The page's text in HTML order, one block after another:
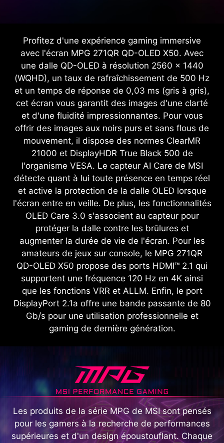
Profitez d'une expérience gaming immersive
avec l'écran MPG 271QR QD-OLED X50. Avec
une dalle QD-OLED à résolution 2560 x 1440
(WQHD), un taux de rafraîchissement de 500 Hz
et un temps de réponse de 0,03 ms (gris à gris),
cet écran vous garantit des images d'une clarté
et d'une fluidité impressionnantes. Pour vous
offrir des images aux noirs purs et sans flous de
mouvement, il dispose des normes ClearMR
21000 et DisplayHDR True Black 500 de
l'organisme VESA. Le capteur AI Care de MSI
détecte quant à lui toute présence en temps réel
et active la protection de la dalle OLED lorsque
l'écran entre en veille. De plus, les fonctionnalités
OLED Care 3.0 s'associent au capteur pour
protéger la dalle contre les brûlures et
augmenter la durée de vie de l'écran. Pour les
amateurs de jeux sur console, le MPG 271QR
QD-OLED X50 propose des ports HDMI™ 2.1 qui
supportent une fréquence 120 Hz en 4K ainsi
que les fonctions VRR et ALLM. Enfin, le port
DisplayPort 2.1a offre une bande passante de 80
Gb/s pour une utilisation professionnelle et
gaming de dernière génération.
Les produits de la série MPG de MSI sont pensés
pour les gamers à la recherche de performances
supérieures et d'un design époustouflant. Chaque